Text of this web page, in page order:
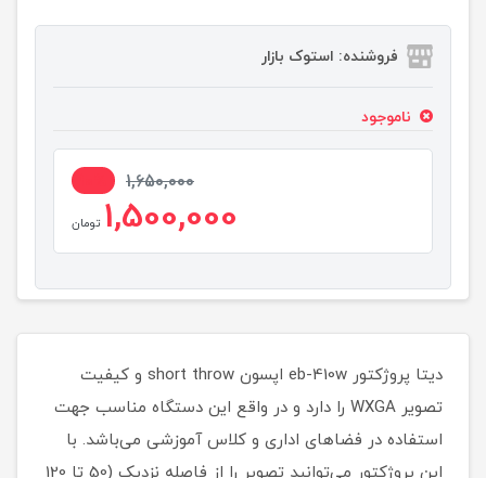
فروشنده: استوک بازار
ناموجود
1,650,000
1,500,000 تومان
دیتا پروژکتور eb-410w اپسون short throw و کیفیت
تصویر WXGA را دارد و در واقع این دستگاه مناسب جهت
استفاده در فضاهای اداری و کلاس آموزشی می‌باشد. با
این پروژکتور می‌توانید تصویر را از فاصله نزدیک (50 تا 120